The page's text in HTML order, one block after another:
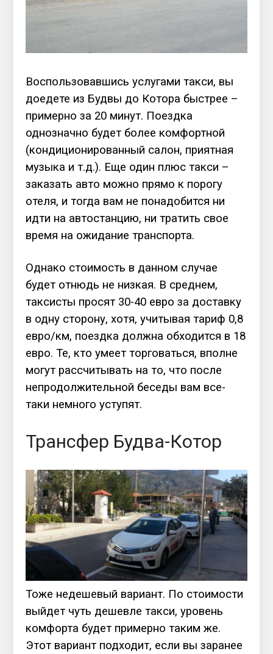
Воспользовавшись услугами такси, вы
доедете из Будвы до Котора быстрее –
примерно за 20 минут. Поездка
однозначно будет более комфортной
(кондиционированный салон, приятная
музыка и т.д.). Еще один плюс такси –
заказать авто можно прямо к порогу
отеля, и тогда вам не понадобится ни
идти на автостанцию, ни тратить свое
время на ожидание транспорта.
Однако стоимость в данном случае
будет отнюдь не низкая. В среднем,
таксисты просят 30-40 евро за доставку
в одну сторону, хотя, учитывая тариф 0,8
евро/км, поездка должна обходится в 18
евро. Те, кто умеет торговаться, вполне
могут рассчитывать на то, что после
непродолжительной беседы вам все-
таки немного уступят.
Трансфер Будва-Котор
Тоже недешевый вариант. По стоимости
выйдет чуть дешевле такси, уровень
комфорта будет примерно таким же.
Этот вариант подходит, если вы заранее